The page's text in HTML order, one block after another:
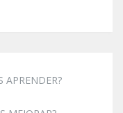
APRENDER?